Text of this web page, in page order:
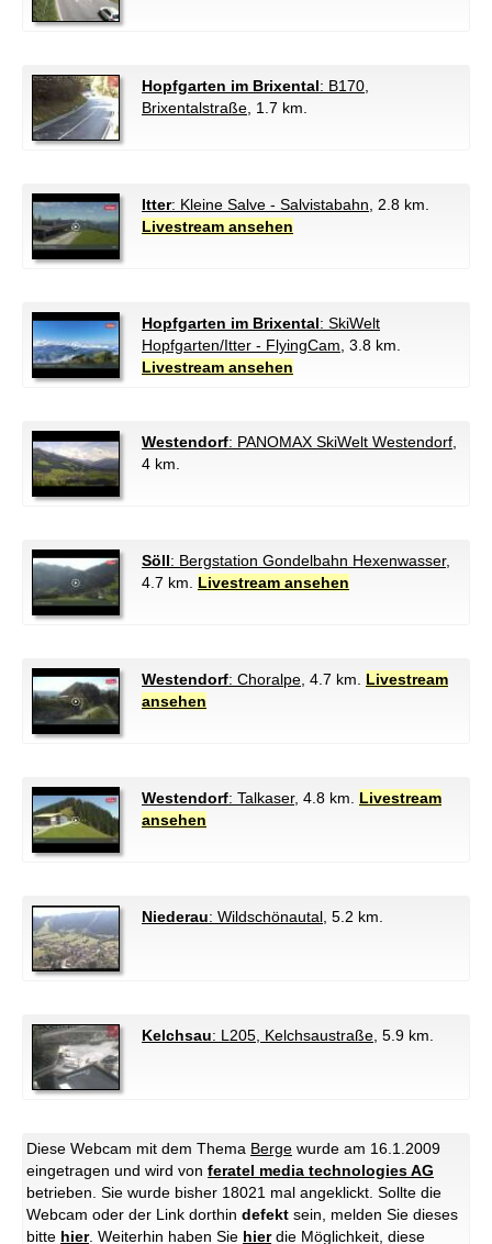
Hopfgarten im Brixental: B170,
Brixentalstraße , 1.7 km.
Itter: Kleine Salve - Salvistabahn , 2.8 km.
Livestream ansehen
Hopfgarten im Brixental: SkiWelt
Hopfgarten/Itter - FlyingCam , 3.8 km.
Livestream ansehen
Westendorf: PANOMAX SkiWelt Westendorf
4 km.
Söll: Bergstation Gondelbahn Hexenwasser,
4.7 km. Livestream ansehen
Westendorf: Choralpe , 4.7 km. Livestream
ansehen
Westendorf: Talkaser, 4.8 km. Livestream
ansehen
Niederau: Wildschönautal , 5.2 km.
Kelchsau: L205, Kelchsaustraße , 5.9 km.
Diese Webcam mit dem Thema Berge wurde am 16.1.2009
eingetragen und wird von feratel media technologies AG
betrieben. Sie wurde bisher 18021 mal angeklickt. Sollte die
Webcam oder der Link dorthin defekt sein, melden Sie dieses
bitte hier. Weiterhin haben Sie hierdie Möglichkeit, diese